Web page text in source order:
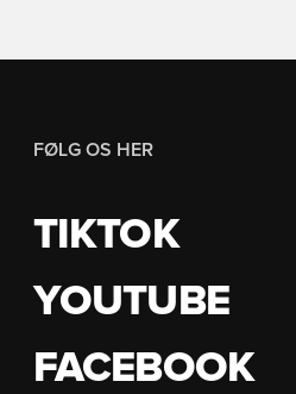
FØLG OS HER
TIKTOK
YOUTUBE
FACEBOOK